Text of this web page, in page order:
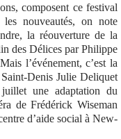
composent ce festival
nouveautés, on note
la réouverture de la
des Délices par Philippe
l’événement, c’est la
Denis Julie Deliquet
une adaptation du
de Frédérick Wiseman
d’aide social à New-